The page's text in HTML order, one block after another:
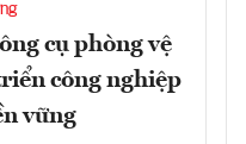
cụ phòng vệ
công nghiệp
vững